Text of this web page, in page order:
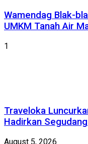
Wamendag Blak-
UMKM Tanah Air
1
Traveloka
Hadirkan
August 5, 2026